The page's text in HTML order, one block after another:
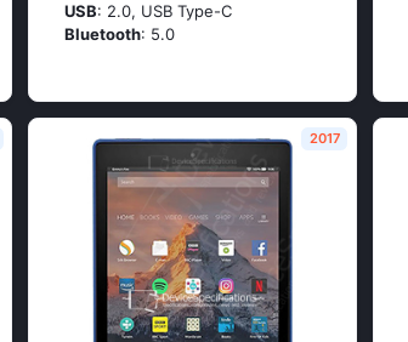
USB: 2.0, USB Type-C
Bluetooth: 5.0
2017